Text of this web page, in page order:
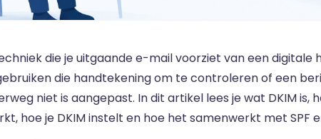
die je uitgaande e-mail voorziet van een
die handtekening om te controleren of een
niet is aangepast. In dit artikel lees je wat DKIM is,
hoe je DKIM instelt en hoe het samenwerkt met SPF